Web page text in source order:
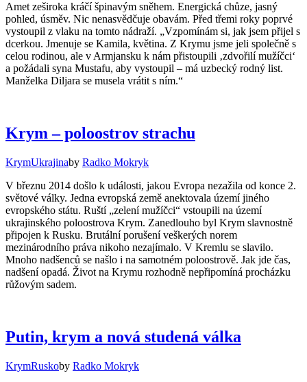
Amet zeširoka kráčí špinavým sněhem. Energická chůze, jasný
pohled, úsměv. Nic nenasvědčuje obavám. Před třemi roky poprvé
vystoupil z vlaku na tomto nádraží. „Vzpomínám si, jak jsem přijel s
dcerkou. Jmenuje se Kamila, květina. Z Krymu jsme jeli společně s
celou rodinou, ale v Armjansku k nám přistoupili ‚zdvořilí mužíčci‘
a požádali syna Mustafu, aby vystoupil – má uzbecký rodný list.
Manželka Diljara se musela vrátit s ním.“
Krym – poloostrov strachu
KrymUkrajinaby Radko Mokryk
V březnu 2014 došlo k události, jakou Evropa nezažila od konce 2.
světové války. Jedna evropská země anektovala území jiného
evropského státu. Ruští „zelení mužíčci“ vstoupili na území
ukrajinského poloostrova Krym. Zanedlouho byl Krym slavnostně
připojen k Rusku. Brutální porušení veškerých norem
mezinárodního práva nikoho nezajímalo. V Kremlu se slavilo.
Mnoho nadšenců se našlo i na samotném poloostrově. Jak jde čas,
nadšení opadá. Život na Krymu rozhodně nepřipomíná procházku
růžovým sadem.
Putin, krym a nová studená válka
KrymRuskoby Radko Mokryk